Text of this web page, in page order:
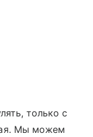
только с
Мы можем